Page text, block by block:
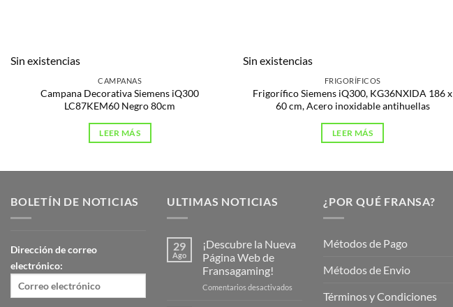
Sin existencias
CAMPANAS
Campana Decorativa Siemens iQ300
LC87KEM60 Negro 80cm
LEER MÁS
Sin existencias
FRIGORÍFICOS
Frigorífico Siemens iQ300, KG36NXIDA 186 x
60 cm, Acero inoxidable antihuellas
LEER MÁS
BOLETÍN DE NOTICIAS
Dirección de correo
electrónico:
ULTIMAS NOTICIAS
29
Ago
¡Descubre la Nueva
Página Web de
Fransagaming!
Comentarios desactivados
¿POR QUÉ FRANSA?
Métodos de Pago
Métodos de Envio
Términos y Condiciones